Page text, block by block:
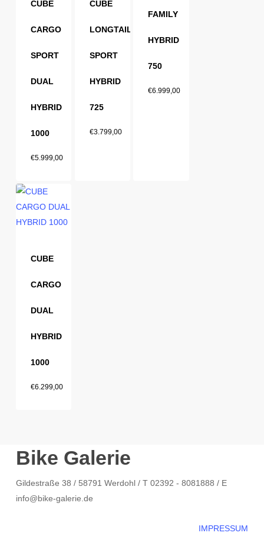
CUBE
CARGO
SPORT
DUAL
HYBRID
1000
€5.999,00
CUBE
LONGTAIL
SPORT
HYBRID
725
€3.799,00
FAMILY
HYBRID
750
€6.999,00
CUBE
CARGO
DUAL
HYBRID
1000
€6.299,00
Bike Galerie
Gildestraße 38 / 58791 Werdohl / T 02392 - 8081888 / E
info@bike-galerie.de
IMPRESSUM